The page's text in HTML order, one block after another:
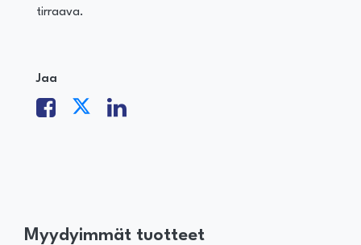
tirraava.
Jaa
Myydyimmät tuotteet